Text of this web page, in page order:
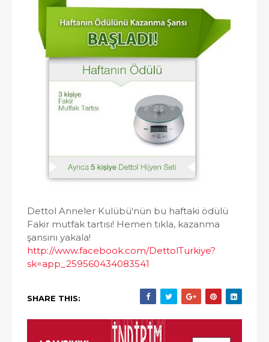
Dettol Anneler Kulübü'nün bu haftaki ödülü
Fakir mutfak tartısı! Hemen tıkla, kazanma
şansını yakala!
http://www.facebook.com/DettolTurkiye?
sk=app_259560434083541
SHARE THIS: